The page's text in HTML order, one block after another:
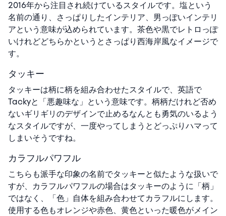
2016年から注目され続けているスタイルです。塩という
名前の通り、さっぱりしたインテリア、男っぽいインテリ
アという意味が込められています。茶色や黒でレトロっぽ
いけれどどちらかというとさっぱり 西海岸風なイメージで
す。
タッキー
タッキーは柄に柄を組み合わせたスタイルで、英語で
Tackyと「悪趣味な」という意味です。柄柄だけれど否め
ないギリギリのデザインで止めるなんとも勇気のいるよう
なスタイルですが、一度やってしまうとどっぷりハマって
しまいそうですね。
カラフルパワフル
こちらも派手な印象の名前でタッキーと似たような扱いで
すが、カラフルパワフルの場合はタッキーのように「柄」
ではなく、「色」自体を組み合わせてカラフルにします。
使用する色もオレンジや赤色、黄色といった暖色がメイン